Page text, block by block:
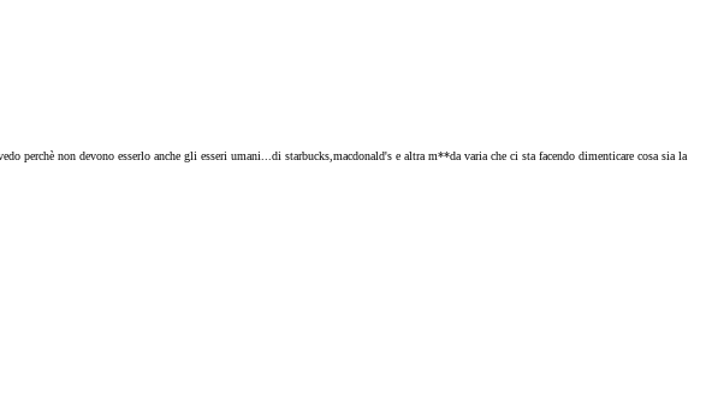
non devono esserlo anche gli esseri umani...di starbucks,macdonald's e altra m**da varia che ci sta facendo dimenticare cosa sia la